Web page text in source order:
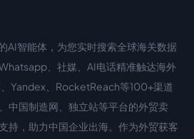
AI智能体，为您实时搜索全球海关数据
、社媒、AI电话精准触达海外
Yandex、RocketReach等100+渠道
中国制造网、独立站等平台的外贸卖
持，助力中国企业出海。作为外贸获客